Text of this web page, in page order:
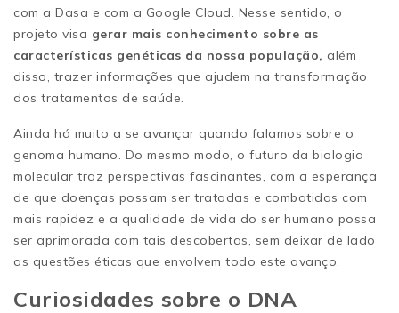
com a Dasa e com a Google Cloud. Nesse sentido, o
projeto visa gerar mais conhecimento sobre as
características genéticas da nossa população, além
disso, trazer informações que ajudem na transformação
dos tratamentos de saúde.
Ainda há muito a se avançar quando falamos sobre o
genoma humano. Do mesmo modo, o futuro da biologia
molecular traz perspectivas fascinantes, com a esperança
de que doenças possam ser tratadas e combatidas com
mais rapidez e a qualidade de vida do ser humano possa
ser aprimorada com tais descobertas, sem deixar de lado
as questões éticas que envolvem todo este avanço.
Curiosidades sobre o DNA